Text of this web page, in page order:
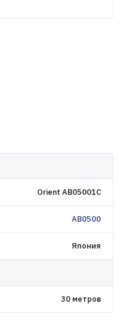
Orient AB05001C
AB0500
Япония
30 метров